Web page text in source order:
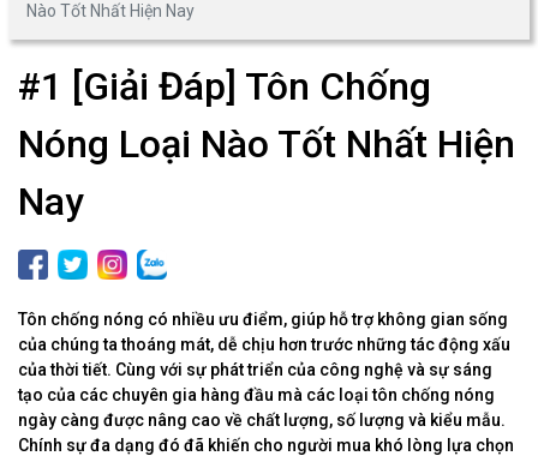
Nào Tốt Nhất Hiện Nay
#1 [Giải Đáp] Tôn Chống
Nóng Loại Nào Tốt Nhất Hiện
Nay
Tôn chống nóng có nhiều ưu điểm, giúp hỗ trợ không gian sống
của chúng ta thoáng mát, dễ chịu hơn trước những tác động xấu
của thời tiết. Cùng với sự phát triển của công nghệ và sự sáng
tạo của các chuyên gia hàng đầu mà các loại tôn chống nóng
ngày càng được nâng cao về chất lượng, số lượng và kiểu mẫu.
Chính sự đa dạng đó đã khiến cho người mua khó lòng lựa chọn